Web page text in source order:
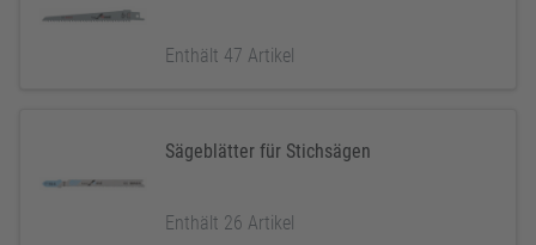
Enthält 47 Artikel
Sägeblätter für Stichsägen
Enthält 26 Artikel